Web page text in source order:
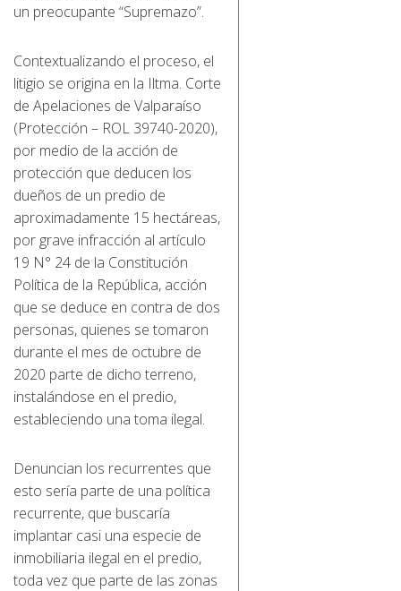
un preocupante “Supremazo”.
Contextualizando el proceso, el
litigio se origina en la Iltma. Corte
de Apelaciones de Valparaíso
(Protección – ROL 39740-2020),
por medio de la acción de
protección que deducen los
dueños de un predio de
aproximadamente 15 hectáreas,
por grave infracción al artículo
19 N° 24 de la Constitución
Política de la República, acción
que se deduce en contra de dos
personas, quienes se tomaron
durante el mes de octubre de
2020 parte de dicho terreno,
instalándose en el predio,
estableciendo una toma ilegal.
Denuncian los recurrentes que
esto sería parte de una política
recurrente, que buscaría
implantar casi una especie de
inmobiliaria ilegal en el predio,
toda vez que parte de las zonas